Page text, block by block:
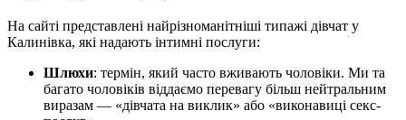
На сайті представлені найрізноманітніші типажі дівчат у
Калинівка, які надають інтимні послуги:
Шлюхи: термін, який часто вживають чоловіки. Ми та
багато чоловіків віддаємо перевагу більш нейтральним
виразам — «дівчата на виклик» або «виконавиці секс-